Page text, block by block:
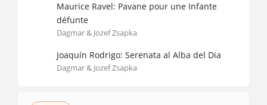
Maurice Ravel: Pavane pour une Infante
défunte
Dagmar & Jozef Zsapka
Joaquín Rodrigo: Serenata al Alba del Dia
Dagmar & Jozef Zsapka